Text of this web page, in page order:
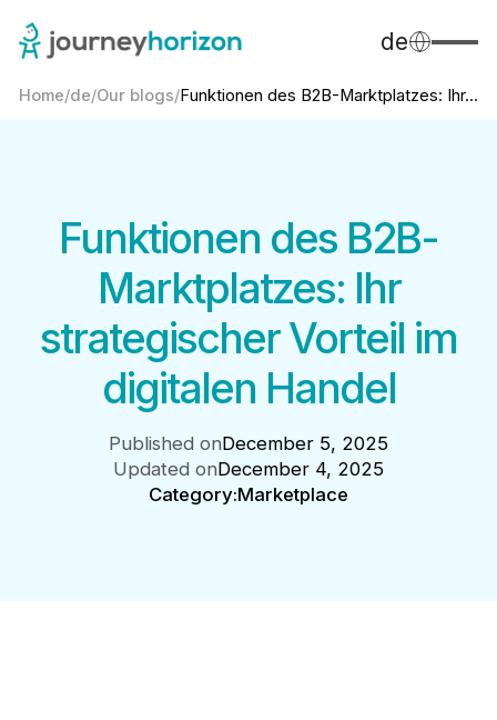
de
Home/de/Our blogs/Funktionen des B2B-Marktplatzes: Ihr...
Funktionen des B2B-
Marktplatzes: Ihr
strategischer Vorteil im
digitalen Handel
Published onDecember 5, 2025
Updated onDecember 4, 2025
Category:Marketplace